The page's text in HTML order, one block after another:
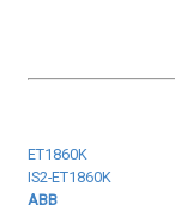
ET1860K
IS2-ET1860K
ABB